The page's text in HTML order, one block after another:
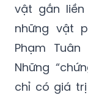
vật gắn
những vật
Phạm
Những
chỉ có giá